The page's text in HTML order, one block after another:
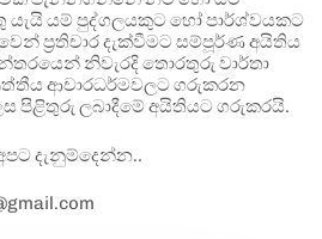
යැයි යම් පුද්ගලයකුට හෝ පාර්ශ්වයකට
ප්‍රතිචාර දැක්වීමට සම්පූර්ණ අයිතිය
නිවැරදි තොරතුරු වාර්තා
ආචාරධර්මවලට ගරුකරන
පිළිතුරු ලබාදීමේ අයිතියට ගරුකරයි.
දැනුම්දෙන්න..